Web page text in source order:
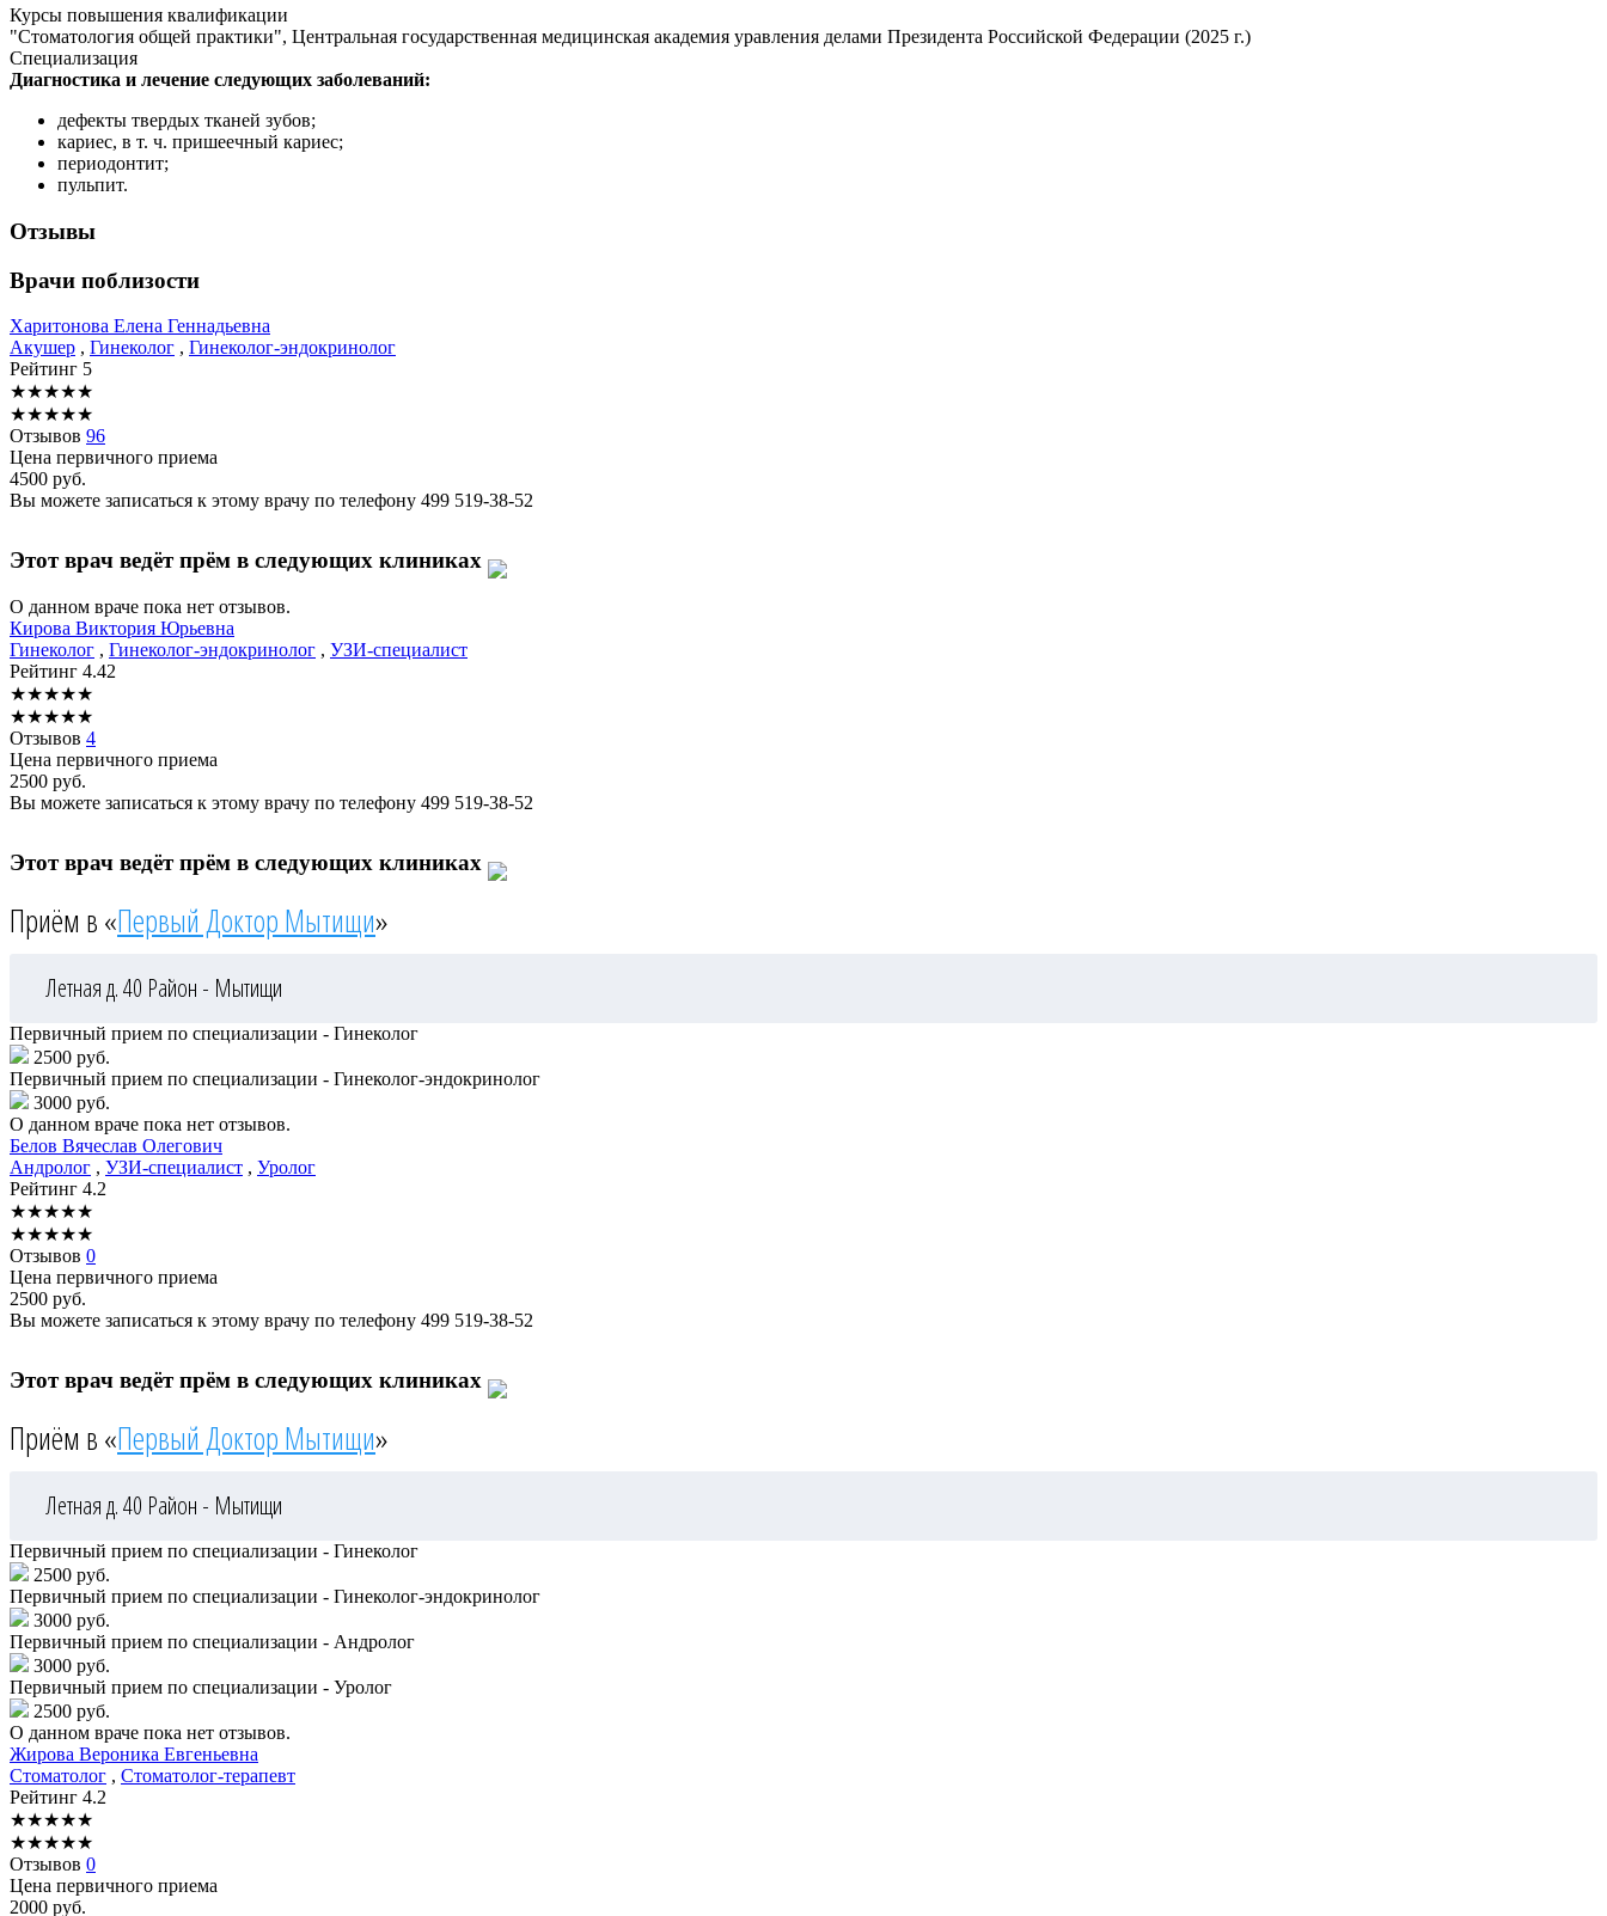
Курсы повышения квалификации
"Cтоматология общей практики", Центральная государственная медицинская академия уравления делами Президента Российской Федерации (2025 г.)
Специализация
Диагностика и лечение следующих заболеваний:
дефекты твердых тканей зубов;
кариес, в т. ч. пришеечный кариес;
периодонтит;
пульпит.
Отзывы
Врачи поблизости
Харитонова Елена Геннадьевна
Акушер , Гинеколог , Гинеколог-эндокринолог
Рейтинг 5
★★★★★
★★★★★
Отзывов 96
Цена первичного приема
4500 руб.
Вы можете записаться к этому врачу по телефону 499 519-38-52
Этот врач ведёт прём в следующих клиниках
О данном враче пока нет отзывов.
Кирова Виктория Юрьевна
Гинеколог , Гинеколог-эндокринолог , УЗИ-специалист
Рейтинг 4.42
★★★★★
★★★★★
Отзывов 4
Цена первичного приема
2500 руб.
Вы можете записаться к этому врачу по телефону 499 519-38-52
Этот врач ведёт прём в следующих клиниках
Приём в «Первый Доктор Мытищи»
Летная д. 40 Район - Мытищи
Первичный прием по специализации - Гинеколог
2500 руб.
Первичный прием по специализации - Гинеколог-эндокринолог
3000 руб.
О данном враче пока нет отзывов.
Белов Вячеслав Олегович
Андролог , УЗИ-специалист , Уролог
Рейтинг 4.2
★★★★★
★★★★★
Отзывов 0
Цена первичного приема
2500 руб.
Вы можете записаться к этому врачу по телефону 499 519-38-52
Этот врач ведёт прём в следующих клиниках
Приём в «Первый Доктор Мытищи»
Летная д. 40 Район - Мытищи
Первичный прием по специализации - Гинеколог
2500 руб.
Первичный прием по специализации - Гинеколог-эндокринолог
3000 руб.
Первичный прием по специализации - Андролог
3000 руб.
Первичный прием по специализации - Уролог
2500 руб.
О данном враче пока нет отзывов.
Жирова Вероника Евгеньевна
Стоматолог , Стоматолог-терапевт
Рейтинг 4.2
★★★★★
★★★★★
Отзывов 0
Цена первичного приема
2000 руб.